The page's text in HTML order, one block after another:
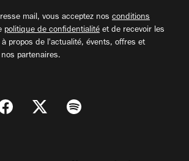
mail, vous acceptez nos conditions
politique de confidentialité et de recevoir les
propos de l'actualité, évents, offres et
partenaires.